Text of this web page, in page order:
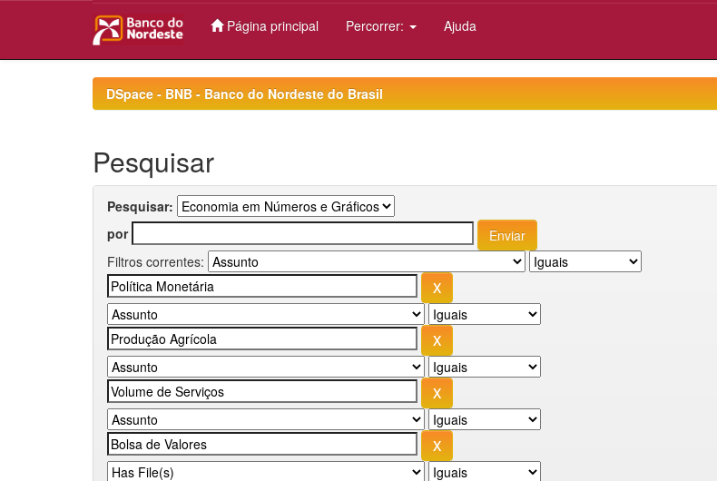
Página principal Percorrer: Ajuda
DSpace - BNB - Banco do Nordeste do Brasil
Pesquisar
Pesquisar:
por
Filtros correntes: